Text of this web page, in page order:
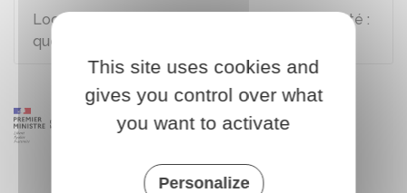
Local à poubelles d'un immeuble en copropriété :
quelles sont les règles ?
This site uses cookies and
gives you control over what
you want to activate
Personalize